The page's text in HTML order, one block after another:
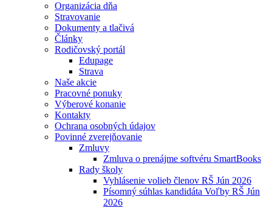
Organizácia dňa
Stravovanie
Dokumenty a tlačivá
Články
Rodičovský portál
Edupage
Strava
Naše akcie
Pracovné ponuky
Výberové konanie
Kontakty
Ochrana osobných údajov
Povinné zverejňovanie
Zmluvy
Zmluva o prenájme softvéru SmartBooks
Rady školy
Vyhlásenie volieb členov RŠ Jún 2026
Písomný súhlas kandidáta Voľby RŠ Jún
2026